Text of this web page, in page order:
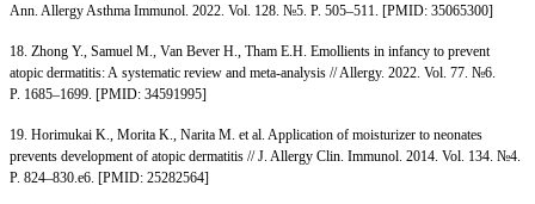
Ann. Allergy Asthma Immunol. 2022. Vol. 128. №5. P. 505–511. [PMID: 35065300]
18. Zhong Y., Samuel M., Van Bever H., Tham E.H. Emollients in infancy to prevent
atopic dermatitis: A systematic review and meta-analysis // Allergy. 2022. Vol. 77. №6.
P. 1685–1699. [PMID: 34591995]
19. Horimukai K., Morita K., Narita M. et al. Application of moisturizer to neonates
prevents development of atopic dermatitis // J. Allergy Clin. Immunol. 2014. Vol. 134. №4.
P. 824–830.e6. [PMID: 25282564]